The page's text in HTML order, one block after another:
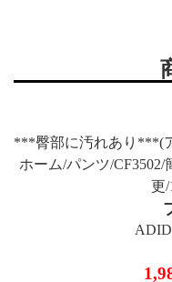
***臀部に汚れあり***(
ホーム/パンツ/
更/